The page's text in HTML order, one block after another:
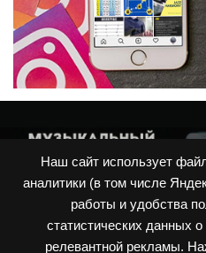
Наш сайт использует
аналитики (в том числе
работы и удобства
статистических данных
релевантной рекламы.